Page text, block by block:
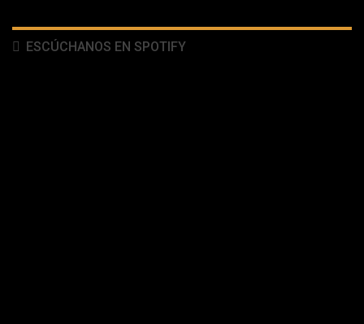
ESCÚCHANOS EN SPOTIFY